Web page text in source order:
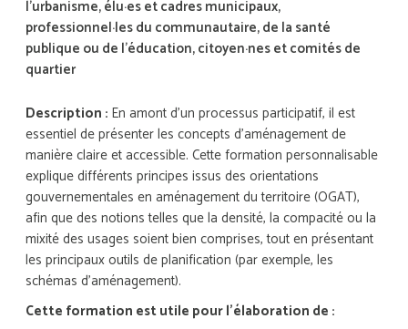
l’urbanisme, élu·es et cadres municipaux,
professionnel·les du communautaire, de la santé
publique ou de l’éducation, citoyen·nes et comités de
quartier
Description : En amont d’un processus participatif, il est
essentiel de présenter les concepts d’aménagement de
manière claire et accessible. Cette formation personnalisable
explique différents principes issus des orientations
gouvernementales en aménagement du territoire (OGAT),
afin que des notions telles que la densité, la compacité ou la
mixité des usages soient bien comprises, tout en présentant
les principaux outils de planification (par exemple, les
schémas d’aménagement).
Cette formation est utile pour l'élaboration de :